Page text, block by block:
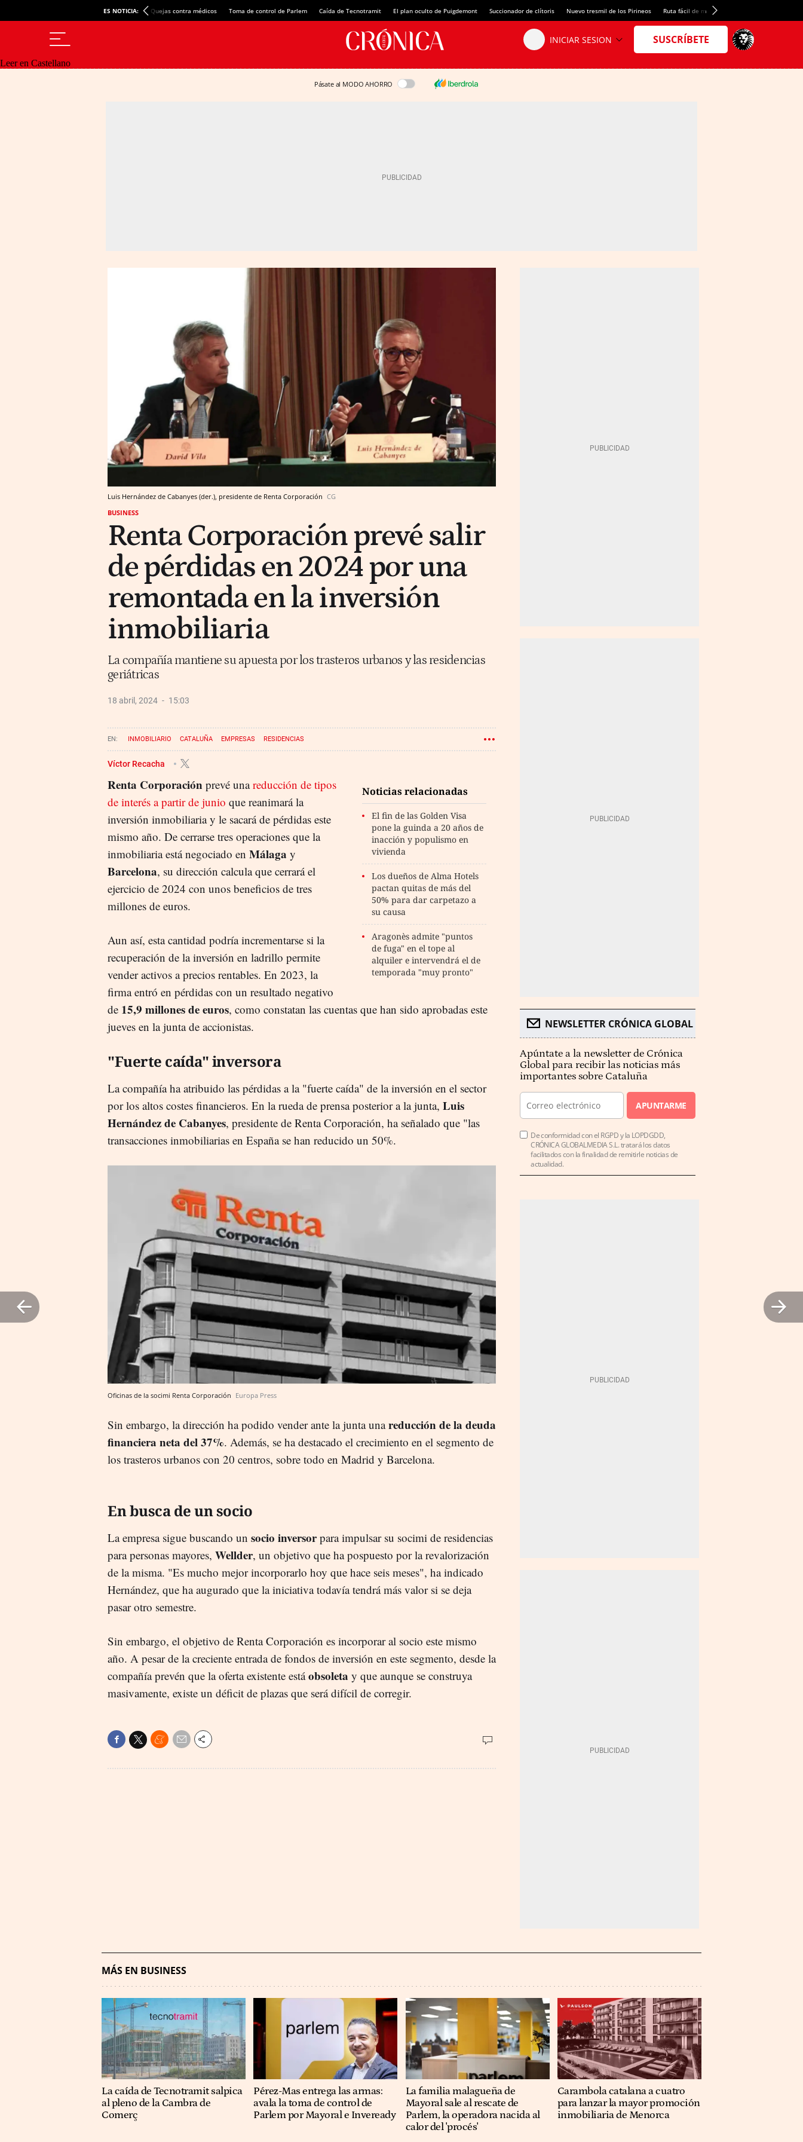
ES NOTICIA: Quejas contra médicos Toma de control de Parlem Caída de Tecnotramit El plan oculto de Puigdemont Succionador de clítoris Nuevo tresmil de los Pirineos Ruta fácil de montaña
Leer en Castellano
Pásate al MODO AHORRO
Luis Hernández de Cabanyes (der.), presidente de Renta Corporación CG
BUSINESS
Renta Corporación prevé salir
de pérdidas en 2024 por una
remontada en la inversión
inmobiliaria
La compañía mantiene su apuesta por los trasteros urbanos y las residencias
geriátricas
18 abril, 2024 15:03
INMOBILIARIO CATALUÑA EMPRESAS RESIDENCIAS
Víctor Recacha
Noticias relacionadas
El fin de las Golden Visa
pone la guinda a 20 años de
inacción y populismo en
vivienda
Los dueños de Alma Hotels
pactan quitas de más del
50% para dar carpetazo a
su causa
Aragonès admite "puntos
de fuga" en el tope al
alquiler e intervendrá el de
temporada "muy pronto"
Renta Corporación prevé unareducción de tipos
de interés a partir de junio que reanimará la
inversión inmobiliaria y le sacará de pérdidas este
mismo año. De cerrarse tres operaciones que la
inmobiliaria está negociado en Málaga y
Barcelona, su dirección calcula que cerrará el
ejercicio de 2024 con unos beneficios de tres
millones de euros.
Aun así, esta cantidad podría incrementarse si la
recuperación de la inversión en ladrillo permite
vender activos a precios rentables. En 2023, la
firma entró en pérdidas con un resultado negativo
de 15,9 millones de euros, como constatan las cuentas que han sido aprobadas este
jueves en la junta de accionistas.
"Fuerte caída" inversora
La compañía ha atribuido las pérdidas a la "fuerte caída" de la inversión en el sector
por los altos costes financieros. En la rueda de prensa posterior a la junta, Luis
Hernández de Cabanyes, presidente de Renta Corporación, ha señalado que "las
transacciones inmobiliarias en España se han reducido un 50%.
Oficinas de la socimi Renta Corporación Europa Press
Sin embargo, la dirección ha podido vender ante la junta unareducción de la deuda
financiera neta del 37%. Además, se ha destacado el crecimiento en el segmento de
los trasteros urbanos con 20 centros, sobre todo en Madrid y Barcelona.
En busca de un socio
La empresa sigue buscando un socio inversorpara impulsar su socimi de residencias
para personas mayores, Wellder, un objetivo que ha pospuesto por la revalorización
de la misma. "Es mucho mejor incorporarlo hoy que hace seis meses", ha indicado
Hernández, que ha augurado que la iniciativa todavía tendrá más valor si se deja
pasar otro semestre.
Sin embargo, el objetivo de Renta Corporación es incorporar al socio este mismo
año. A pesar de la creciente entrada de fondos de inversión en este segmento, desde la
compañía prevén que la oferta existente estáobsoleta y que aunque se construya
masivamente, existe un déficit de plazas que será difícil de corregir.
NEWSLETTER CRÓNICA GLOBAL
Apúntate a la newsletter de Crónica
Global para recibir las noticias más
importantes sobre Cataluña
APUNTARME
De conformidad con el RGPD y la LOPDGDD,
CRÓNICA GLOBALMEDIA S.L. tratará los datos
facilitados con la finalidad de remitirle noticias de
actualidad.
MÁS EN BUSINESS
La caída de Tecnotramit salpica
al pleno de la Cambra de
Comerç
Pérez-Mas entrega las armas:
avala la toma de control de
Parlem por Mayoral e Inveready
La familia malagueña de
Mayoral sale al rescate de
Parlem, la operadora nacida al
calor del 'procés'
Carambola catalana a cuatro
para lanzar la mayor promoción
inmobiliaria de Menorca